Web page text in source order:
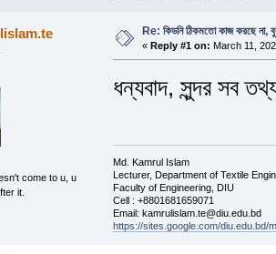
come to u, u
it.
Re: কিডনি ঠিকমতো কাজ করছে না,
« Reply #1 on: March 11,
ধন্যবাদ, সুন্দর সব
Md. Kamrul Islam
Lecturer, Department of Textile
Faculty of Engineering, DIU
Cell : +8801681659071
Email: kamrulislam.te@diu.edu.bd
https://sites.google.com/diu.edu.bd/